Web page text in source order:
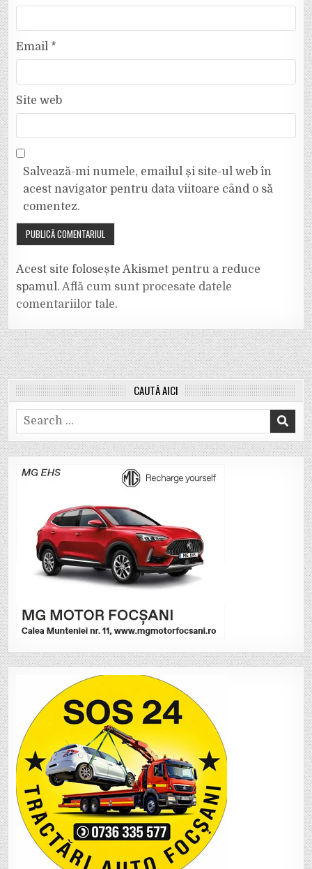
Email *
Site web
Salvează-mi numele, emailul și site-ul web în
acest navigator pentru data viitoare când o să
comentez.
Acest site folosește Akismet pentru a reduce
spamul.Află cum sunt procesate datele
comentariilor tale.
CAUTĂ AICI
Search
for: